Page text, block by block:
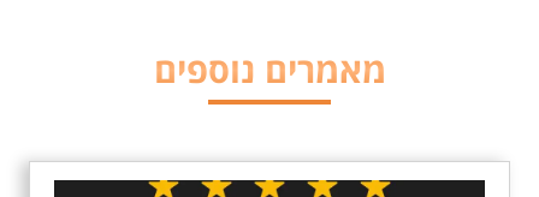
מאמרים נוספים